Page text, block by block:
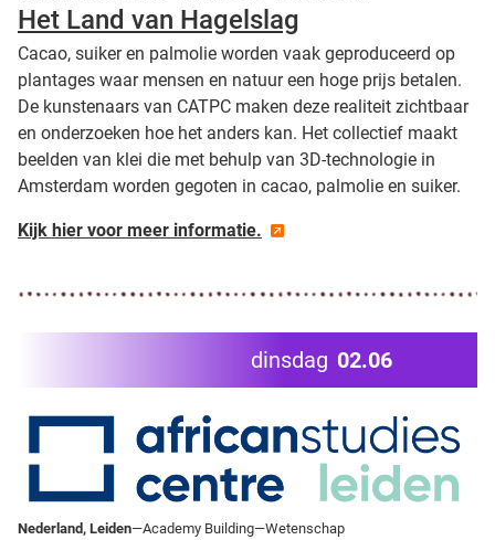
Het Land van Hagelslag
Cacao, suiker en palmolie worden vaak geproduceerd op
plantages waar mensen en natuur een hoge prijs betalen.
De kunstenaars van CATPC maken deze realiteit zichtbaar
en onderzoeken hoe het anders kan. Het collectief maakt
beelden van klei die met behulp van 3D-technologie in
Amsterdam worden gegoten in cacao, palmolie en suiker.
Kijk hier voor meer informatie.
dinsdag 02.06
Nederland, Leiden—Academy Building—Wetenschap